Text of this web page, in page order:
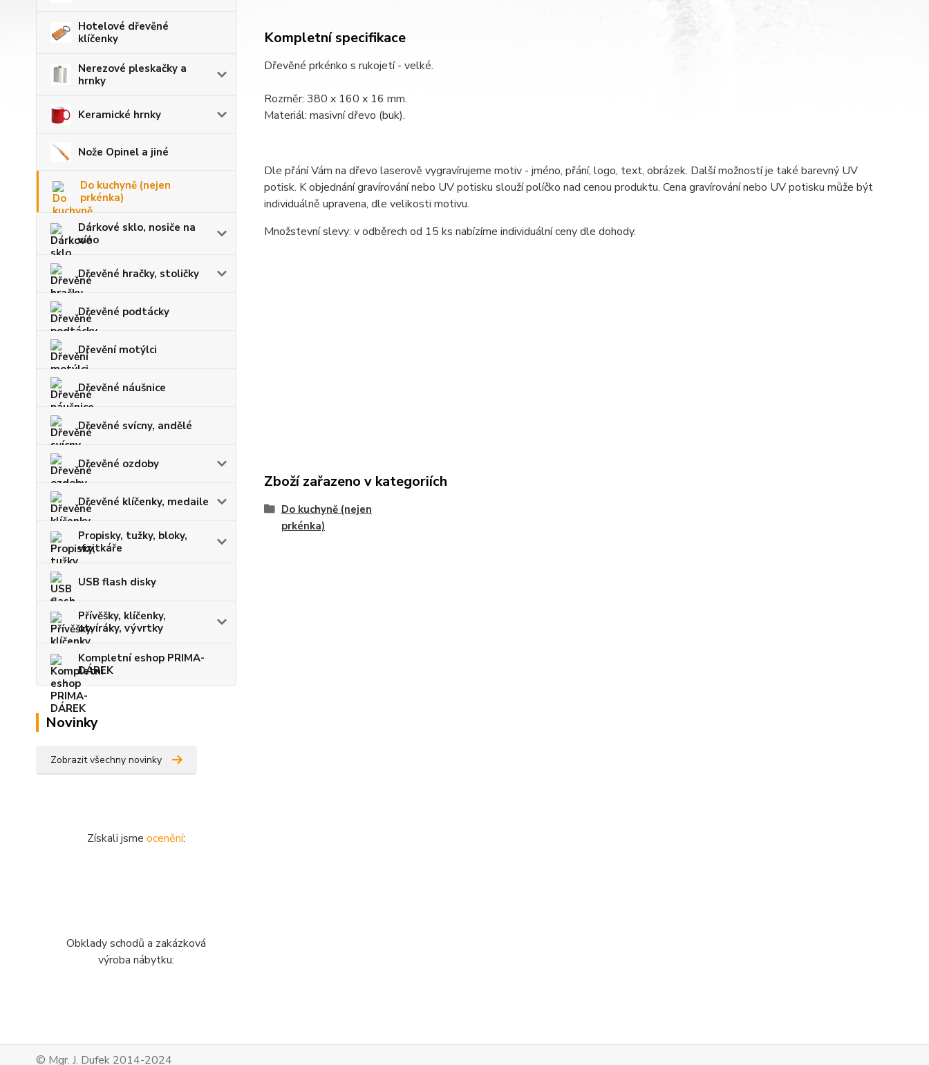
Hotelové dřevěné
klíčenky
Nerezové pleskačky a
hrnky
Keramické hrnky
Nože Opinel a jiné
Do kuchyně (nejen
prkénka)
Dárkové sklo, nosiče na
víno
Dřevěné hračky, stoličky
Dřevěné podtácky
Dřevění motýlci
Dřevěné náušnice
Dřevěné svícny, andělé
Dřevěné ozdoby
Dřevěné klíčenky, medaile
Propisky, tužky, bloky,
vizitkáře
USB flash disky
Přívěšky, klíčenky,
otvíráky, vývrtky
Kompletní eshop PRIMA-
DÁREK
Novinky
Zobrazit všechny novinky
Získali jsme ocenění:
Obklady schodů a zakázková
výroba nábytku:
Kompletní specifikace
Dřevěné prkénko s rukojetí - velké.
Rozměr: 380 x 160 x 16 mm.
Materiál: masivní dřevo (buk).
Dle přání Vám na dřevo laserově vygravírujeme motiv - jméno, přání, logo, text, obrázek. Další možností je také barevný UV
potisk. K objednání gravírování nebo UV potisku slouží políčko nad cenou produktu. Cena gravírování nebo UV potisku může být
individuálně upravena, dle velikosti motivu.
Množstevní slevy: v odběrech od 15 ks nabízíme individuální ceny dle dohody.
Zboží zařazeno v kategoriích
Do kuchyně (nejen
prkénka)
© Mgr. J. Dufek 2014-2024